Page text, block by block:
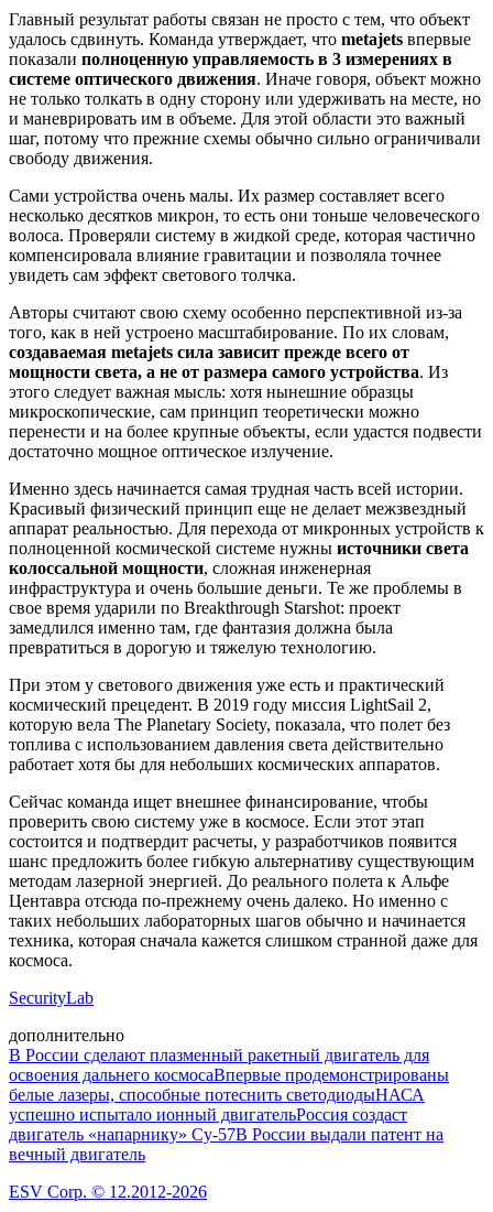
Главный результат работы связан не просто с тем, что объект
удалось сдвинуть. Команда утверждает, что metajets впервые
показали полноценную управляемость в 3 измерениях в
системе оптического движения. Иначе говоря, объект можно
не только толкать в одну сторону или удерживать на месте, но
и маневрировать им в объеме. Для этой области это важный
шаг, потому что прежние схемы обычно сильно ограничивали
свободу движения.
Сами устройства очень малы. Их размер составляет всего
несколько десятков микрон, то есть они тоньше человеческого
волоса. Проверяли систему в жидкой среде, которая частично
компенсировала влияние гравитации и позволяла точнее
увидеть сам эффект светового толчка.
Авторы считают свою схему особенно перспективной из-за
того, как в ней устроено масштабирование. По их словам,
создаваемая metajets сила зависит прежде всего от
мощности света, а не от размера самого устройства. Из
этого следует важная мысль: хотя нынешние образцы
микроскопические, сам принцип теоретически можно
перенести и на более крупные объекты, если удастся подвести
достаточно мощное оптическое излучение.
Именно здесь начинается самая трудная часть всей истории.
Красивый физический принцип еще не делает межзвездный
аппарат реальностью. Для перехода от микронных устройств к
полноценной космической системе нужны источники света
колоссальной мощности, сложная инженерная
инфраструктура и очень большие деньги. Те же проблемы в
свое время ударили по Breakthrough Starshot: проект
замедлился именно там, где фантазия должна была
превратиться в дорогую и тяжелую технологию.
При этом у светового движения уже есть и практический
космический прецедент. В 2019 году миссия LightSail 2,
которую вела The Planetary Society, показала, что полет без
топлива с использованием давления света действительно
работает хотя бы для небольших космических аппаратов.
Сейчас команда ищет внешнее финансирование, чтобы
проверить свою систему уже в космосе. Если этот этап
состоится и подтвердит расчеты, у разработчиков появится
шанс предложить более гибкую альтернативу существующим
методам лазерной энергией. До реального полета к Альфе
Центавра отсюда по-прежнему очень далеко. Но именно с
таких небольших лабораторных шагов обычно и начинается
техника, которая сначала кажется слишком странной даже для
космоса.
SecurityLab
дополнительно
В России сделают плазменный ракетный двигатель для
освоения дальнего космосаВпервые продемонстрированы
белые лазеры, способные потеснить светодиодыНАСА
успешно испытало ионный двигательРоссия создаст
двигатель «напарнику» Су-57В России выдали патент на
вечный двигатель
ESV Corp. © 12.2012-2026